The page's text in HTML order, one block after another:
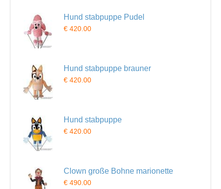
Hund stabpuppe Pudel
€ 420.00
Hund stabpuppe brauner
€ 420.00
Hund stabpuppe
€ 420.00
Clown große Bohne marionette
€ 490.00